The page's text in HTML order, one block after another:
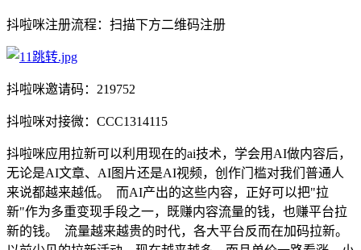
抖啦咪注册流程：扫描下方二维码注册
抖啦咪邀请码：219752
抖啦咪对接微：CCC1314115
抖啦咪应用拉新可以利用现在的ai技术，学会用AI做内容后，
无论是AI文章、AI图片还是AI视频，创作门槛对我们普通人
来说都越来越低。 而AI产出的这些内容，正好可以把"拉
新"作为多重变现手段之一，既赚内容流量的钱，也赚平台拉
新的钱。 流量越来越贵的时代，各大平台反而在加码拉新。